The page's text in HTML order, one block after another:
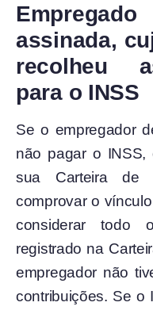
assinada,
recolheu
para o INSS
Se o empregador
não pagar o INSS,
sua Carteira de
comprovar o
considerar todo
registrado na
empregador não
contribuições. Se o